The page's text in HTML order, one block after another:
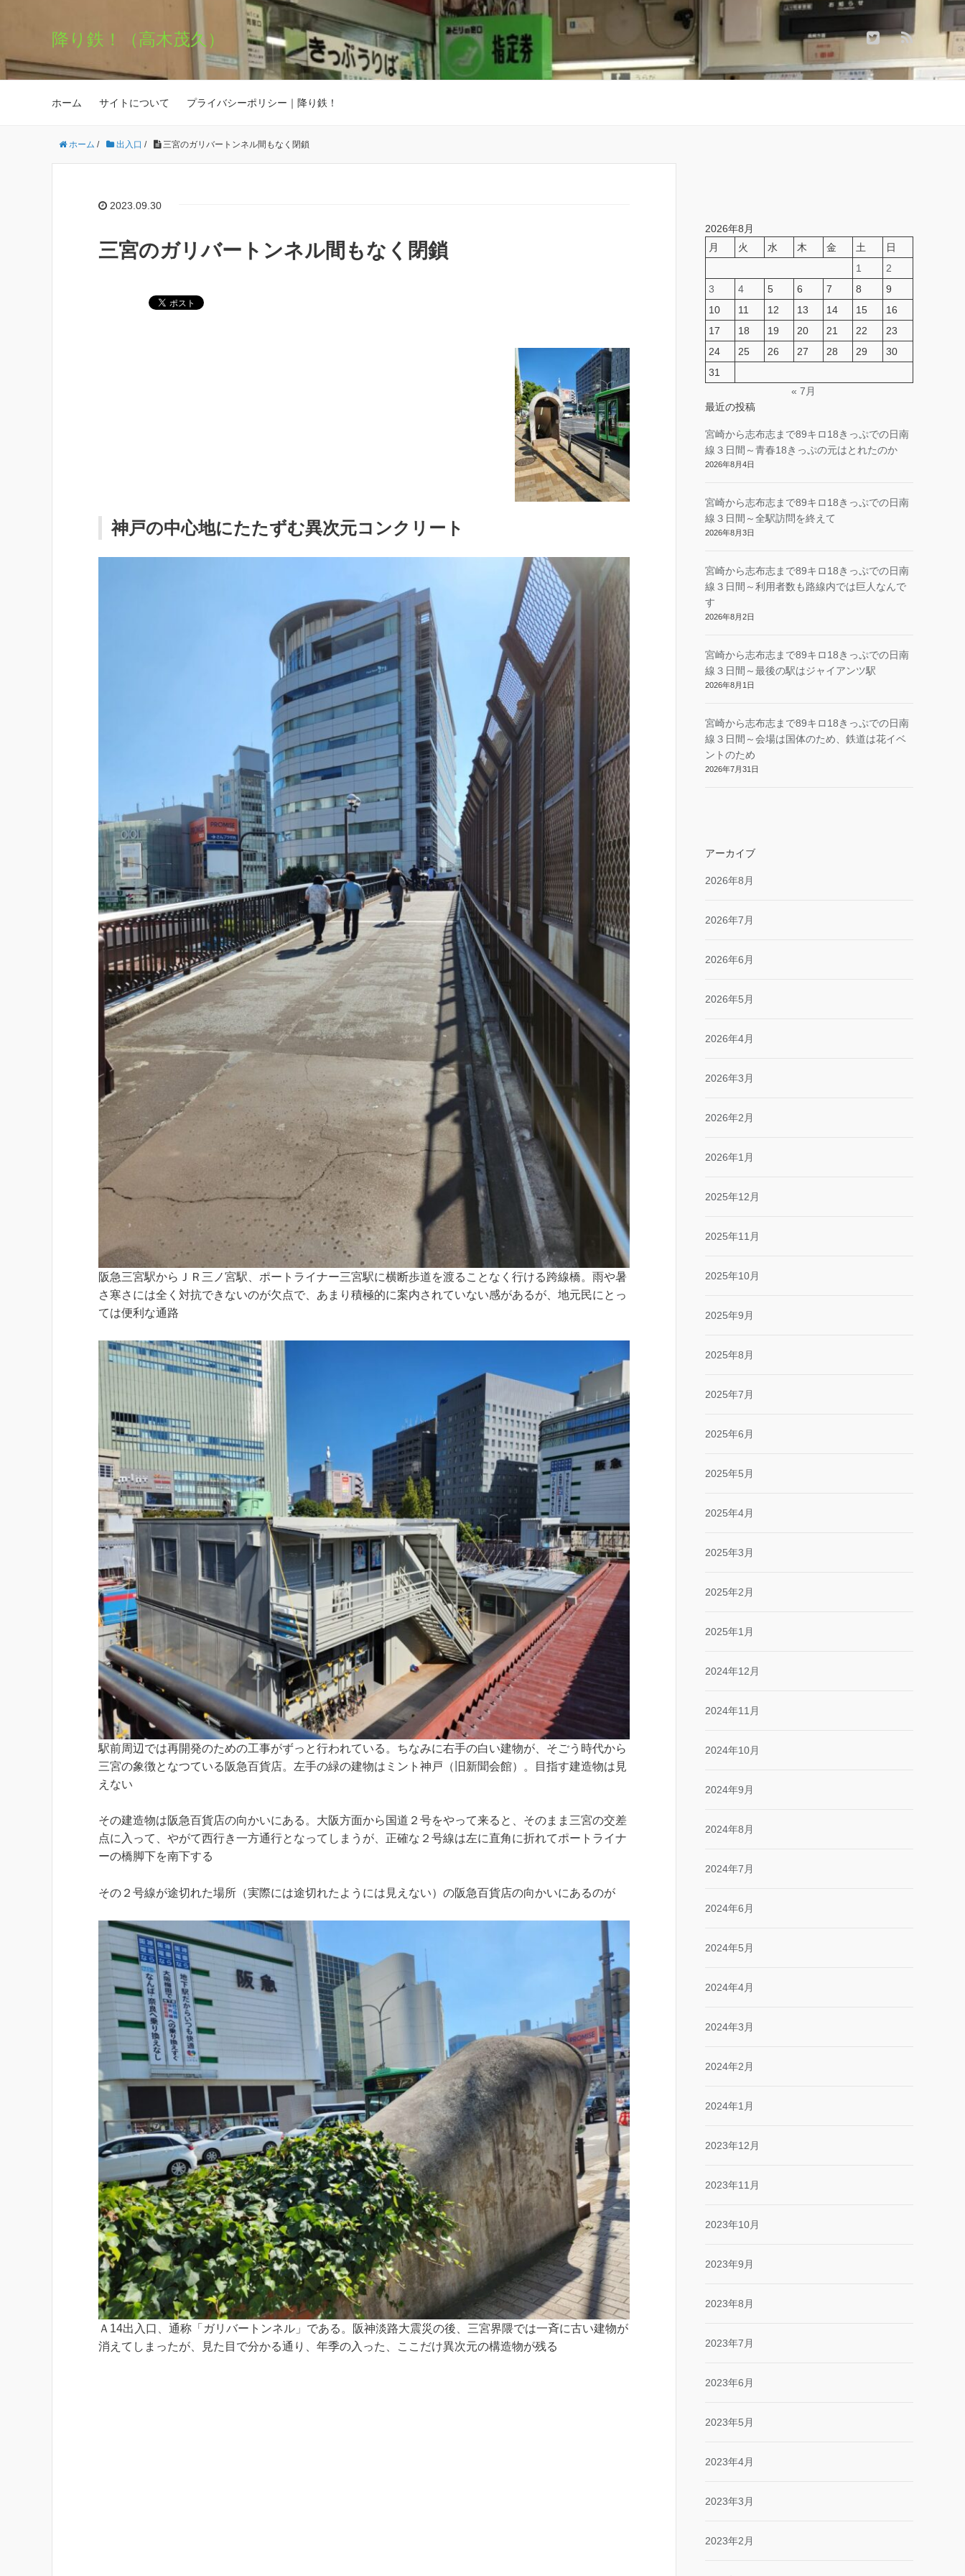
降り鉄！（高木茂久）
ホーム サイトについて プライバシーポリシー｜降り鉄！
ホーム / 出入口 / 三宮のガリバートンネル間もなく閉鎖
2023.09.30
三宮のガリバートンネル間もなく閉鎖
神戸の中心地にたたずむ異次元コンクリート
阪急三宮駅からＪＲ三ノ宮駅、ポートライナー三宮駅に横断歩道を渡ることなく行ける跨線橋。雨や暑
さ寒さには全く対抗できないのが欠点で、あまり積極的に案内されていない感があるが、地元民にとっ
ては便利な通路
駅前周辺では再開発のための工事がずっと行われている。ちなみに右手の白い建物が、そごう時代から
三宮の象徴となつている阪急百貨店。左手の緑の建物はミント神戸（旧新聞会館）。目指す建造物は見
えない
その建造物は阪急百貨店の向かいにある。大阪方面から国道２号をやって来ると、そのまま三宮の交差
点に入って、やがて西行き一方通行となってしまうが、正確な２号線は左に直角に折れてポートライナ
ーの橋脚下を南下する
その２号線が途切れた場所（実際には途切れたようには見えない）の阪急百貨店の向かいにあるのが
Ａ14出入口、通称「ガリバートンネル」である。阪神淡路大震災の後、三宮界隈では一斉に古い建物が
消えてしまったが、見た目で分かる通り、年季の入った、ここだけ異次元の構造物が残る
2026年8月
月
火 水 木 金 土
日
1
2
3
4 5 6 7 8
9
10
11 12 13 14 15
16
17
18 19 20 21 22
23
24
25 26 27 28 29
30
31
« 7月
最近の投稿
宮崎から志布志まで89キロ18きっぷでの日南
線３日間～青春18きっぷの元はとれたのか
2026年8月4日
宮崎から志布志まで89キロ18きっぷでの日南
線３日間～全駅訪問を終えて
2026年8月3日
宮崎から志布志まで89キロ18きっぷでの日南
線３日間～利用者数も路線内では巨人なんで
す
2026年8月2日
宮崎から志布志まで89キロ18きっぷでの日南
線３日間～最後の駅はジャイアンツ駅
2026年8月1日
宮崎から志布志まで89キロ18きっぷでの日南
線３日間～会場は国体のため、鉄道は花イベ
ントのため
2026年7月31日
アーカイブ
2026年8月
2026年7月
2026年6月
2026年5月
2026年4月
2026年3月
2026年2月
2026年1月
2025年12月
2025年11月
2025年10月
2025年9月
2025年8月
2025年7月
2025年6月
2025年5月
2025年4月
2025年3月
2025年2月
2025年1月
2024年12月
2024年11月
2024年10月
2024年9月
2024年8月
2024年7月
2024年6月
2024年5月
2024年4月
2024年3月
2024年2月
2024年1月
2023年12月
2023年11月
2023年10月
2023年9月
2023年8月
2023年7月
2023年6月
2023年5月
2023年4月
2023年3月
2023年2月